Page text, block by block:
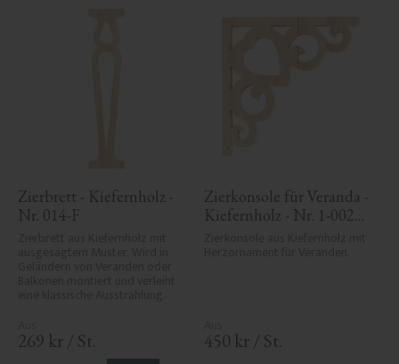
Zierbrett - Kiefernholz -
Nr. 014-F
269 kr / St.
Zierkonsole für Veranda -
Kiefernholz - Nr. 1-002B-
450 kr / St.